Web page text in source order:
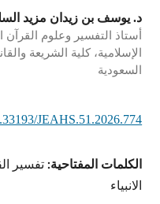
د. يوسف بن زيدان مزيد
أستاذ التفسير وعلوم
الإسلامية، كلية الشريعة
السعودية
JEAHS.51.2026.774
الكلمات المفتاحية: تفسير
الانبياء